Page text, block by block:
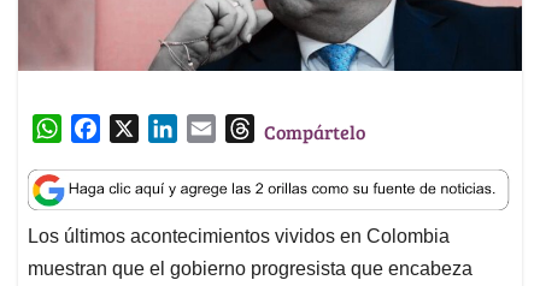
W
a
t
s
A
c
e
b
o
n
k
e
d
a
i
l
T
r
e
a
d
Compártelo
Los últimos acontecimientos vividos en Colombia
muestran que el gobierno progresista que encabeza